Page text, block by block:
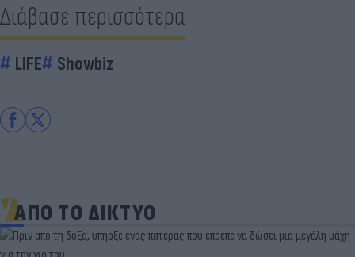
Διάβασε περισσότερα
LIFE Showbiz
ΑΠΟ ΤΟ ΔΙΚΤΥΟ